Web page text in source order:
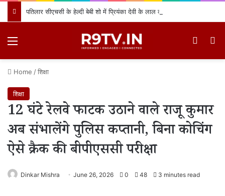
Home /शिक्षा
शिक्षा
12 घंटे रेलवे फाटक उठाने वाले राजू कुमार
अब संभालेंगे पुलिस कप्तानी, बिना कोचिंग
ऐसे क्रैक की बीपीएससी परीक्षा
Dinkar Mishra June 26, 2026 0 48 3 minutes read